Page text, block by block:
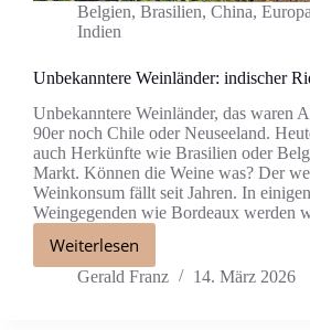
Belgien, Brasilien, China,
Indien
Unbekanntere Weinländer: indischer
Unbekanntere Weinländer, das waren
90er noch Chile oder Neuseeland.
auch Herkünfte wie Brasilien oder
Markt. Können die Weine was? Der
Weinkonsum fällt seit Jahren. In
Weingegenden wie Bordeaux werden
Weiterlesen
Gerald Franz 14. März 2026